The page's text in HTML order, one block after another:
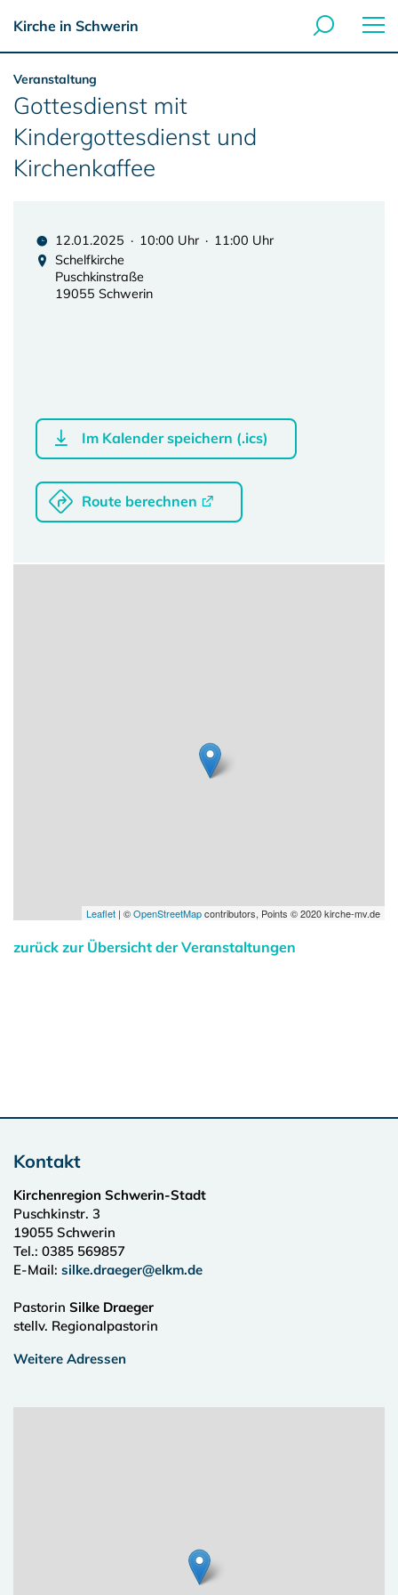
Kirche in Schwerin
Veranstaltung
Gottesdienst mit
Kindergottesdienst und
Kirchenkaffee
12.01.2025 · 10:00 Uhr · 11:00 Uhr
Schelfkirche
Puschkinstraße
19055 Schwerin
Im Kalender speichern (.ics)
Route berechnen
Leaflet | ©OpenStreetMapcontributors, Points © 2020 kirche-mv.de
zurück zur Übersicht der Veranstaltungen
Kontakt
Kirchenregion Schwerin-Stadt
Puschkinstr. 3
19055 Schwerin
Tel.: 0385 569857
E-Mail: silke.draeger@elkm.de
Pastorin Silke Draeger
stellv. Regionalpastorin
Weitere Adressen